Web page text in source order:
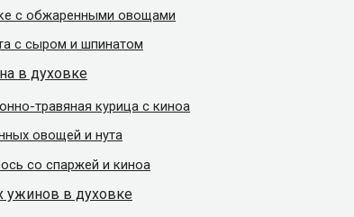
с обжаренными овощами
с сыром и шпинатом
в духовке
травяная курица с киноа
овощей и нута
со спаржей и киноа
ужинов в духовке